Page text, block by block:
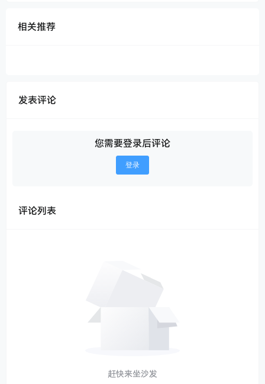
相关推荐
发表评论
您需要登录后评论
登录
评论列表
赶快来坐沙发